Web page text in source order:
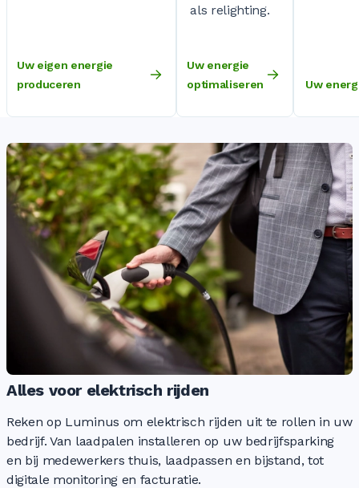
Uw eigen energie
produceren
als relighting.
Uw energie
optimaliseren
Uw
Alles voor elektrisch rijden
Reken op Luminus om elektrisch rijden uit te rollen in uw
bedrijf. Van laadpalen installeren op uw bedrijfsparking
en bij medewerkers thuis, laadpassen en bijstand, tot
digitale monitoring en facturatie.